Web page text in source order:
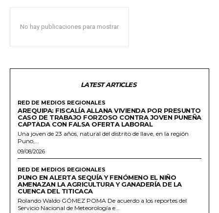
No hay publicaciones para mostrar
LATEST ARTICLES
RED DE MEDIOS REGIONALES
AREQUIPA: FISCALÍA ALLANA VIVIENDA POR PRESUNTO
CASO DE TRABAJO FORZOSO CONTRA JOVEN PUNEÑA
CAPTADA CON FALSA OFERTA LABORAL
Una joven de 23 años, natural del distrito de Ilave, en la región
Puno,...
09/08/2026
RED DE MEDIOS REGIONALES
PUNO EN ALERTA SEQUÍA Y FENÓMENO EL NIÑO
AMENAZAN LA AGRICULTURA Y GANADERÍA DE LA
CUENCA DEL TITICACA
Rolando Waldo GÓMEZ POMA De acuerdo a los reportes del
Servicio Nacional de Meteorología e...